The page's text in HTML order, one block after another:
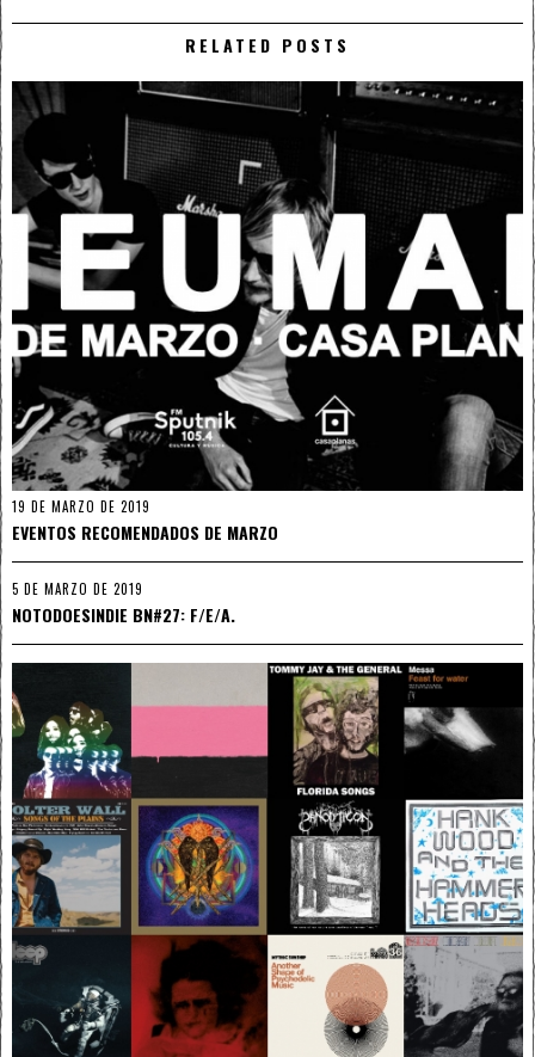
RELATED POSTS
19 DE MARZO DE 2019
EVENTOS RECOMENDADOS DE MARZO
5 DE MARZO DE 2019
NOTODOESINDIE BN#27: F/E/A.